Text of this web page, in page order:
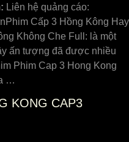
Liên hệ quảng cáo:
Cấp 3 Hồng Kông Hay
Không Che Full: là một
ấn tượng đã được nhiều
Phim Cap 3 Hong Kong
…
KONG CAP3